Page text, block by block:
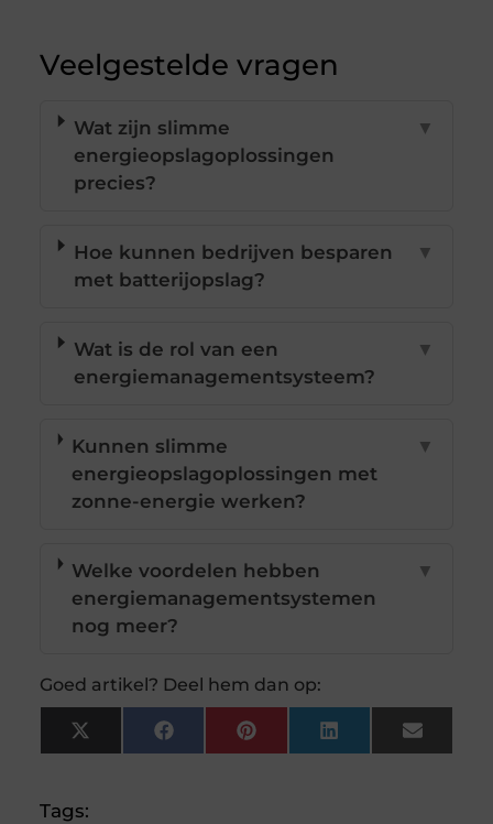
Veelgestelde vragen
Wat zijn slimme
energieopslagoplossingen
precies?
▼
Hoe kunnen bedrijven besparen
met batterijopslag?
▼
Wat is de rol van een
energiemanagementsysteem?
▼
Kunnen slimme
energieopslagoplossingen met
zonne-energie werken?
▼
Welke voordelen hebben
energiemanagementsystemen
nog meer?
▼
Goed artikel? Deel hem dan op:
X
(Twitter)
FacebookPinterestLinkedInEmail
Tags: